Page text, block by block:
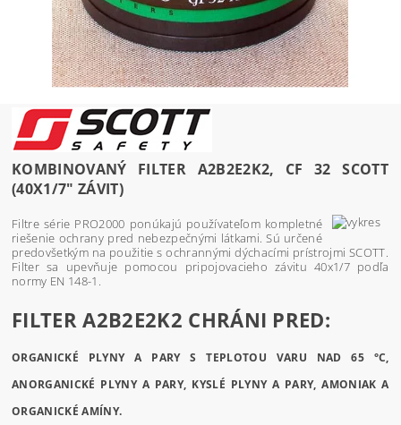
KOMBINOVANÝ FILTER A2B2E2K2, CF 32 SCOTT
(40X1/7" ZÁVIT)
Filtre série PRO2000 ponúkajú používateľom kompletné
riešenie ochrany pred nebezpečnými látkami. Sú určené
predovšetkým na použitie s ochrannými dýchacími prístrojmi SCOTT.
Filter sa upevňuje pomocou pripojovacieho závitu 40x1/7 podľa
normy EN 148-1.
FILTER A2B2E2K2 CHRÁNI PRED:
ORGANICKÉ PLYNY A PARY S TEPLOTOU VARU NAD 65 °C,
ANORGANICKÉ PLYNY A PARY, KYSLÉ PLYNY A PARY, AMONIAK A
ORGANICKÉ AMÍNY.